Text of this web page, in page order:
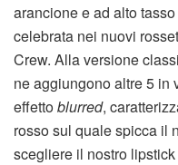
arancione e ad alto tasso
celebrata nei nuovi
Crew. Alla versione
ne aggiungono altre 5 in
effettoblurred,
rosso sul quale spicca il
scegliere il nostro